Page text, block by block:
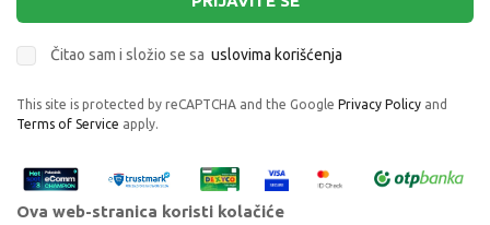
Čitao sam i složio se sa uslovima korišćenja
This site is protected by reCAPTCHA and the Google Privacy Policy and
Terms of Service apply.
Ova web-stranica koristi kolačiće